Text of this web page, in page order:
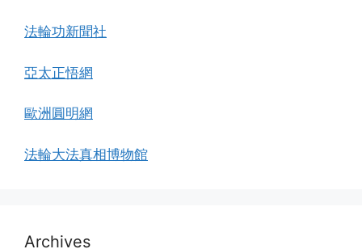
法輪功新聞社
亞太正悟網
歐洲圓明網
法輪大法真相博物館
Archives